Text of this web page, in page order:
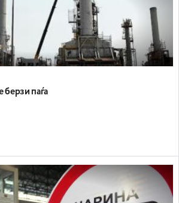
берзи паѓа